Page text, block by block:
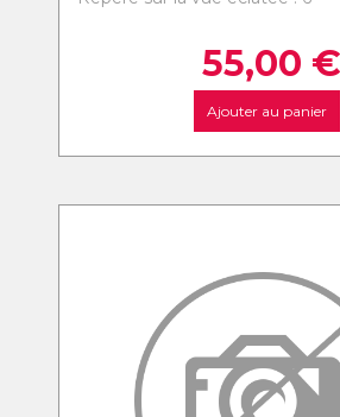
55,00 €
Ajouter au panier